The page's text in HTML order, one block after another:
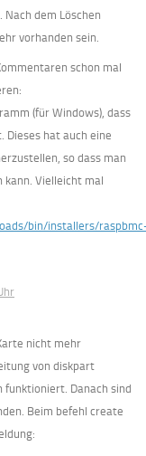
dem Löschen
vorhanden sein.
schon mal
(für Windows), dass
Dieses hat auch eine
so dass man
kann. Vielleicht mal
bin/installers/
nicht mehr
von diskpart
funktioniert. Danach sind
Beim befehl create